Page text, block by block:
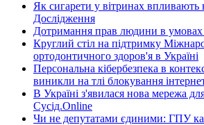
Як сигарети у вітринах впливають
Дослідження
Дотримання прав людини в умовах
Круглий стіл на підтримку
ортодонтичного здоров'я в Україні
Персональна кібербезпека в
виникли на тлі блокування
В Україні з'явилася нова мережа для
Сусід.Online
Чи не депутатами єдиними: ГПУ